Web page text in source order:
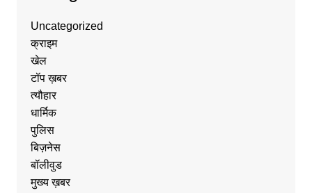
Uncategorized
क्राइम
खेल
टॉप ख़बर
त्यौहार
धार्मिक
पुलिस
बिज़नेस
बॉलीवुड
मुख्य ख़बर